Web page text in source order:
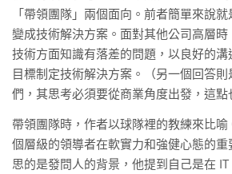
「帶領團隊」兩個面向。前者簡單來說
變成技術解決方案。面對其他公司高層時
技術方面知識有落差的問題，以良好的
目標制定技術解決方案。（另一個回答則
們，其思考必須要從商業角度出發，這點
帶領團隊時，作者以球隊裡的教練來比喻
個層級的領導者在軟實力和強健心態的
思的是發問人的背景，他提到自己是在